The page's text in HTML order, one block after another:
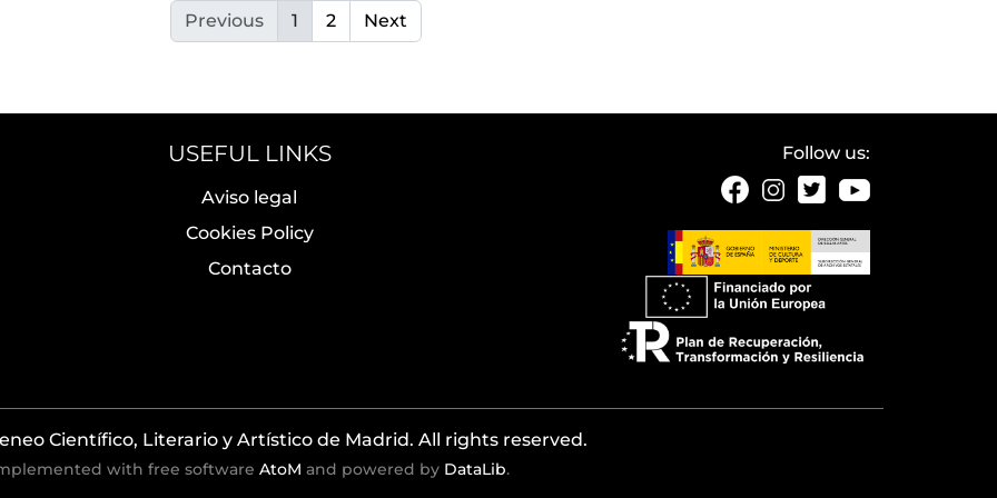
Previous 1 2 Next
USEFUL LINKS
Aviso legal
Cookies Policy
Contacto
Follow us:
Científico, Literario y Artístico de Madrid. All rights reserved.
with free software AtoM and powered by DataLib.